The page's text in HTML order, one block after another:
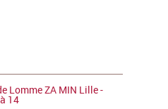
Lomme ZA MIN Lille -
14